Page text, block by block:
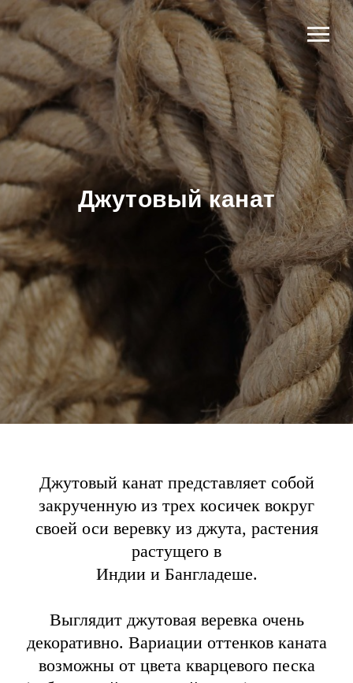
Джутовый канат
Джутовый канат представляет собой
закрученную из трех косичек вокруг
своей оси веревку из джута, растения
растущего в
Индии и Бангладеше.
Выглядит джутовая веревка очень
декоративно. Вариации оттенков каната
возможны от цвета кварцевого песка